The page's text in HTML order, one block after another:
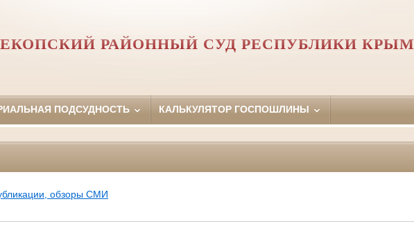
РАЙОННЫЙ СУД РЕСПУБЛИКИ КРЫМ
ПОДСУДНОСТЬ КАЛЬКУЛЯТОР ГОСПОШЛИНЫ
обзоры СМИ